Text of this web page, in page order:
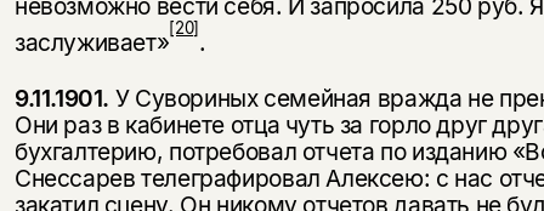
невозможно вести себя. И запросила 250 руб.
заслуживает»[20].
9.11.1901. У Сувориных семейная вражда не
Они раз в кабинете отца чуть за горло друг
бухгалтерию, потребовал отчета по изданию
Снессарев телеграфировал Алексею: с нас
закатил сцену. Он никому отчетов давать не